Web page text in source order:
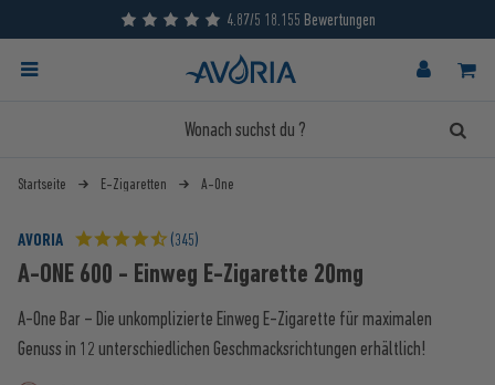
4.87/5 18.155 Bewertungen
Startseite E-Zigaretten A-One
AVORIA (345)
A-ONE 600 - Einweg E-Zigarette 20mg
A-One Bar – Die unkomplizierte Einweg E-Zigarette für maximalen
Genuss in 12 unterschiedlichen Geschmacksrichtungen erhältlich!